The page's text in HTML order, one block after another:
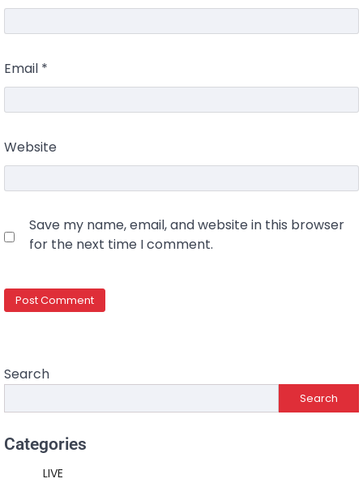
Email *
Website
Save my name, email, and website in this browser
for the next time I comment.
Search
Search
Categories
LIVE